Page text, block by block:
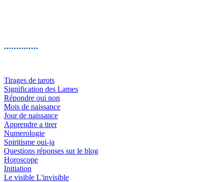
..............
Tirages de tarots
Signification des Lames
Répondre oui non
Mois de naissance
Jour de naissance
Apprendre a tirer
Numerologie
Spiritisme oui-ja
Questions réponses sur le blog
Horoscope
Initiation
Le visible L'invisible